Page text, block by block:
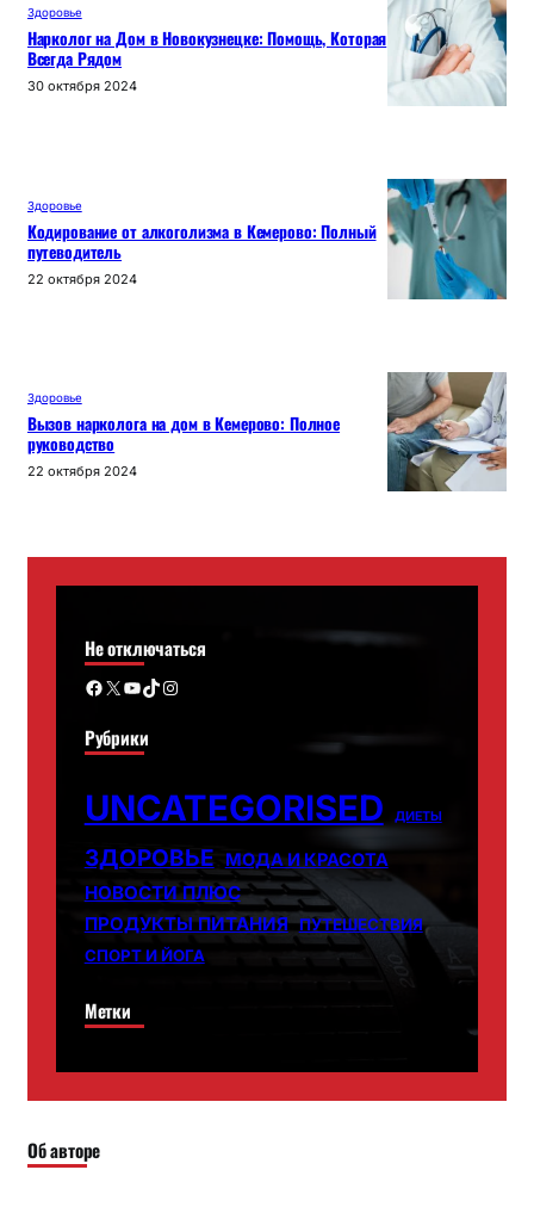
Здоровье
Нарколог на Дом в Новокузнецке: Помощь, Которая
Всегда Рядом
30 октября 2024
Здоровье
Кодирование от алкоголизма в Кемерово: Полный
путеводитель
22 октября 2024
Здоровье
Вызов нарколога на дом в Кемерово: Полное
руководство
22 октября 2024
Не отключаться
Facebook X YouTube TikTok Instagram
Рубрики
UNCATEGORISED ДИЕТЫ
ЗДОРОВЬЕ МОДА И КРАСОТА
НОВОСТИ ПЛЮС
ПРОДУКТЫ ПИТАНИЯ ПУТЕШЕСТВИЯ
СПОРТ И ЙОГА
Метки
Об авторе